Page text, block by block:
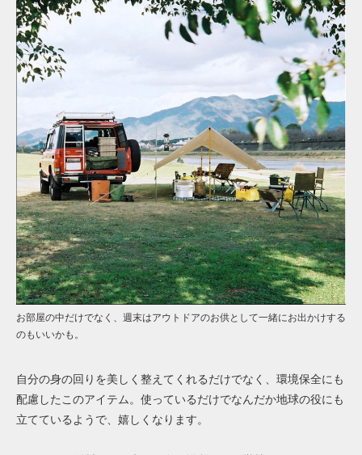
お部屋の中だけでなく、週末はアウトドアのお供として一緒にお出かけする
のもいいかも。
自分の身の回りを美しく整えてくれるだけでなく、環境保全にも
配慮したこのアイテム。使っているだけでなんだか地球の役にも
立てているようで、嬉しくなります。